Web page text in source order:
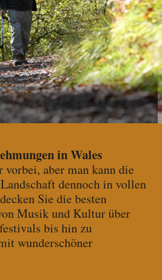
in Wales
aber man kann die
dennoch in vollen
Sie die besten
Musik und Kultur über
bis hin zu
wunderschöner